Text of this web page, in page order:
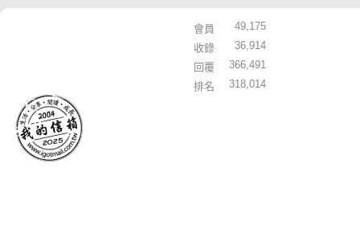
會員
49,175
收錄
36,914
回覆
366,491
排名
318,014